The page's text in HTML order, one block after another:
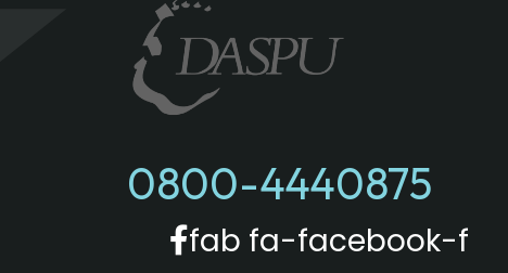
0800-4440875
fab fa-facebook-f